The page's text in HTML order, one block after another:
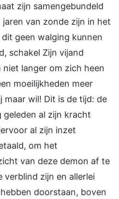
zijn samengebundeld
van zonde zijn in het
geen walging kunnen
schakel Zijn vijand
langer om zich heen
moeilijkheden meer
maar wil! Dit is de tijd: de
geleden al zijn kracht
al zijn inzet
om het
van deze demon af te
verblind zijn en allerlei
doorstaan, boven